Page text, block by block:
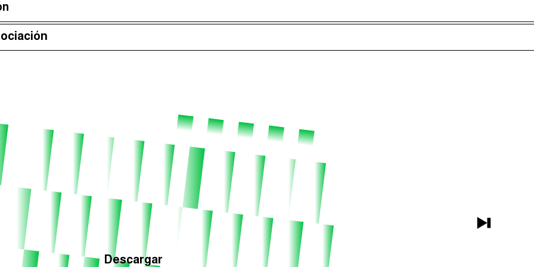
Descargar